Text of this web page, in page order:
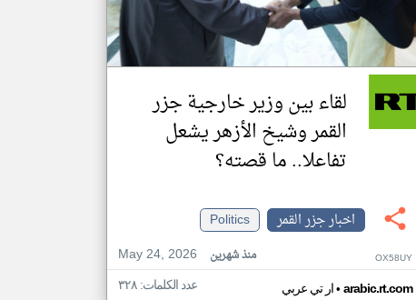
لقاء بين وزير خارجية جزر
القمر وشيخ الأزهر يشعل
تفاعلا.. ما قصته؟
اخبار جزر القمر
Politics
May 24, 2026
منذ شهرين OX58UY
ار تي عربي• arabic.rt.com عدد الكلمات: ٣٢٨